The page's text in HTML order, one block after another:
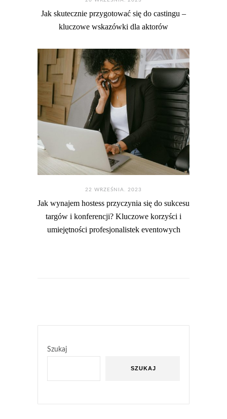
Jak skutecznie przygotować się do castingu –
kluczowe wskazówki dla aktorów
22 WRZEŚNIA. 2023
Jak wynajem hostess przyczynia się do sukcesu
targów i konferencji? Kluczowe korzyści i
umiejętności profesjonalistek eventowych
Szukaj
SZUKAJ